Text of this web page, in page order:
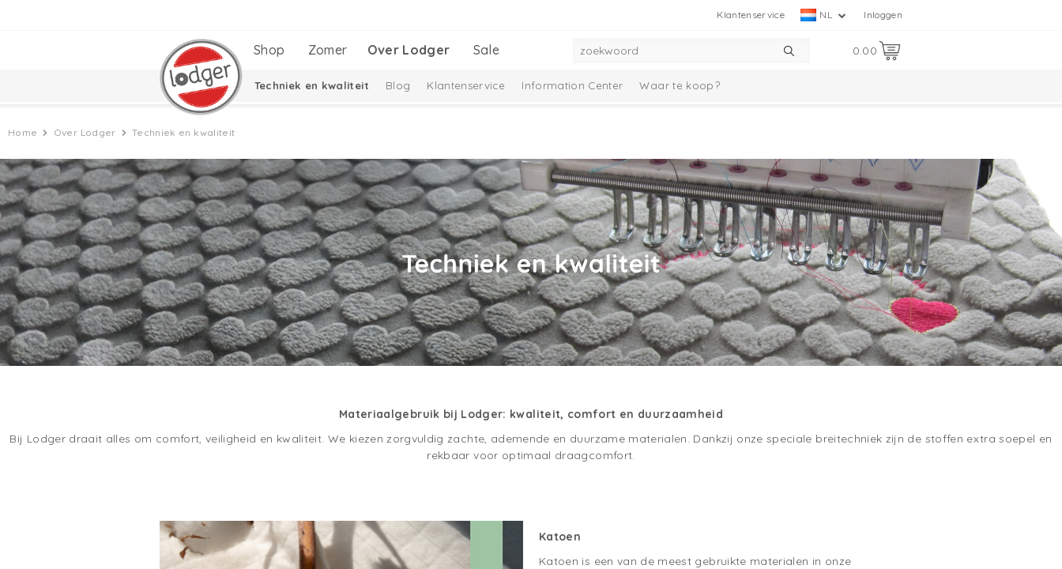
Inloggen
NL
Klantenservice
0.00
Shop Zomer Over Lodger Sale
Techniek en kwaliteit Blog Klantenservice Information Center Waar te koop?
Home Over Lodger Techniek en kwaliteit
Materiaalgebruik bij Lodger: kwaliteit, comfort en duurzaamheid
Bij Lodger draait alles om comfort, veiligheid en kwaliteit. We kiezen zorgvuldig zachte, ademende en duurzame materialen. Dankzij onze speciale breitechniek zijn de stoffen extra soepel en
rekbaar voor optimaal draagcomfort.
Katoen
Katoen is een van de meest gebruikte materialen in onze